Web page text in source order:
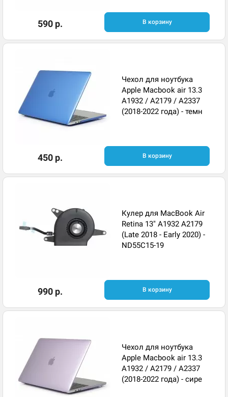
590 р. В корзину
Чехол для ноутбука
Apple Macbook air 13.3
A1932 / A2179 / A2337
(2018-2022 года) - темн
450 р. В корзину
Кулер для MacBook Air
Retina 13" A1932 A2179
(Late 2018 - Early 2020) -
ND55C15-19
990 р. В корзину
Чехол для ноутбука
Apple Macbook air 13.3
A1932 / A2179 / A2337
(2018-2022 года) - сире